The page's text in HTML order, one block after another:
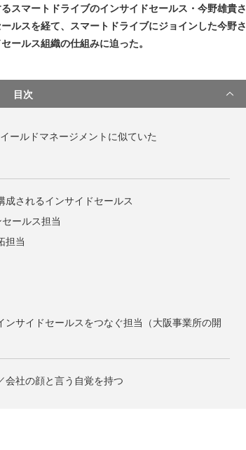
スマートドライブのインサイドセールス・今野雄貴さ
ルスを経て、スマートドライブにジョインした今野さ
ールス組織の仕組みに迫った。
目次
ールドマネージメントに似ていた
されるインサイドセールス
ールス担当
担当
ンサイドセールスをつなぐ担当（大阪事業所の開
会社の顔と言う自覚を持つ